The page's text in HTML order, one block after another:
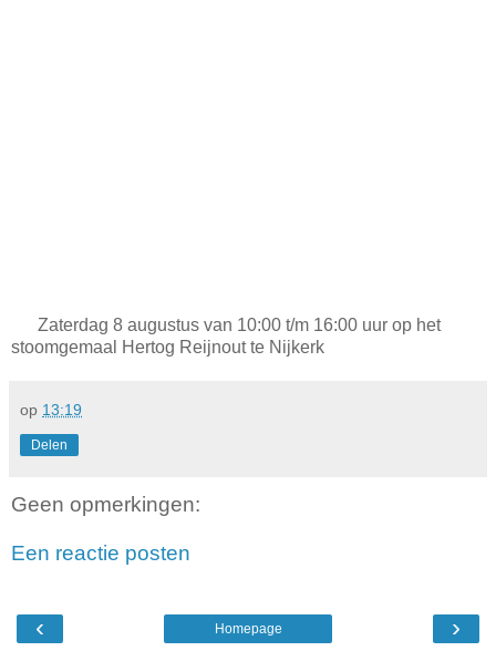
Zaterdag 8 augustus van 10:00 t/m 16:00 uur op het
stoomgemaal Hertog Reijnout te Nijkerk
op 13:19
Delen
Geen opmerkingen:
Een reactie posten
‹ ›
Homepage